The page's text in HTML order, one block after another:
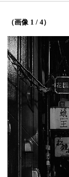
（画像 1 / 4）